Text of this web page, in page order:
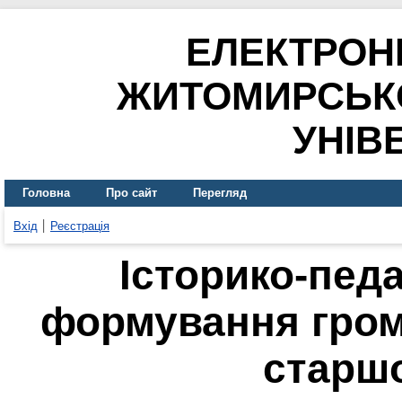
Головна Про сайт Перегляд
Вхід Реєстрація
Історико-
формування